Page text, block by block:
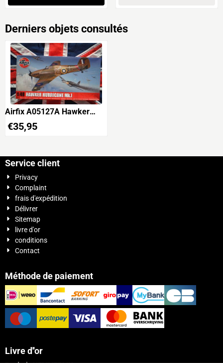
Derniers objets consultés
Airfix A05127A Hawker
Hurricane Mk.I
€35,95
Service client
Privacy
Complaint
frais d'expédition
Délivrer
Sitemap
livre d'or
conditions
Contact
Méthode de paiement
Livre d''or